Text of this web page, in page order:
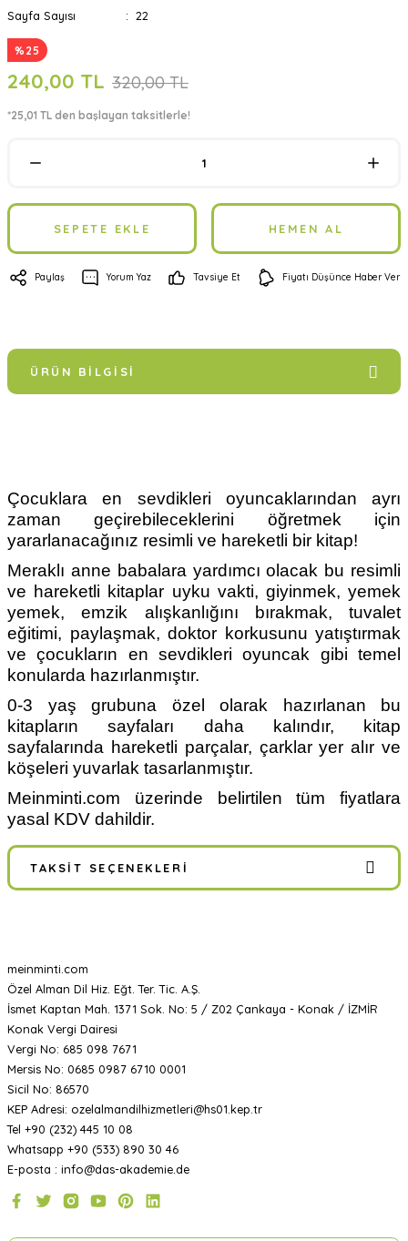
Sayfa Sayısı
22
%25
240,00 TL 320,00 TL
*25,01 TL den başlayan taksitlerle!
SEPETE EKLE HEMEN AL
Paylaş Yorum Yaz Tavsiye Et Fiyatı Düşünce Haber Ver
ÜRÜN BILGISI
Çocuklara en sevdikleri oyuncaklarından ayrı
zaman geçirebileceklerini öğretmek için
yararlanacağınız resimli ve hareketli bir kitap!
Meraklı anne babalara yardımcı olacak bu resimli
ve hareketli kitaplar uyku vakti, giyinmek, yemek
yemek, emzik alışkanlığını bırakmak, tuvalet
eğitimi, paylaşmak, doktor korkusunu yatıştırmak
ve çocukların en sevdikleri oyuncak gibi temel
konularda hazırlanmıştır.
0-3 yaş grubuna özel olarak hazırlanan bu
kitapların sayfaları daha kalındır, kitap
sayfalarında hareketli parçalar, çarklar yer alır ve
köşeleri yuvarlak tasarlanmıştır.
Meinminti.com üzerinde belirtilen tüm fiyatlara
yasal KDV dahildir.
TAKSIT SEÇENEKLERI
meinminti.com
Özel Alman Dil Hiz. Eğt. Ter. Tic. A.Ş.
İsmet Kaptan Mah. 1371 Sok. No: 5 / Z02 Çankaya - Konak / İZMİR
Konak Vergi Dairesi
Vergi No: 685 098 7671
Mersis No: 0685 0987 6710 0001
Sicil No: 86570
KEP Adresi: ozelalmandilhizmetleri@hs01.kep.tr
Tel +90 (232) 445 10 08
Whatsapp +90 (533) 890 30 46
E-posta : info@das-akademie.de